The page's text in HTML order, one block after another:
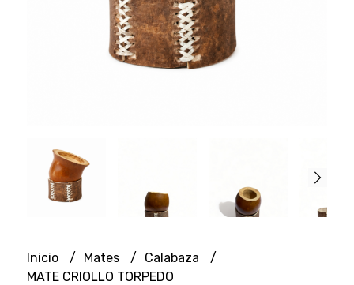
Inicio Mates
Calabaza
MATE CRIOLLO TORPEDO